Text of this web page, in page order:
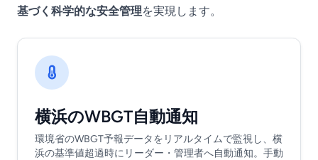
基づく科学的な安全管理を実現します。
横浜のWBGT自動通知
環境省のWBGT予報データをリアルタイムで監視し、横
浜の基準値超過時にリーダー・管理者へ自動通知。手動